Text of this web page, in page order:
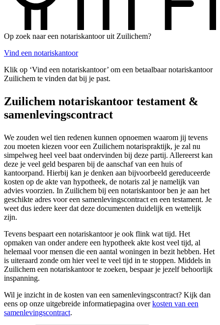
Op zoek naar een notariskantoor uit Zuilichem?
Vind een notariskantoor
Klik op ‘Vind een notariskantoor’ om een betaalbaar notariskantoor
Zuilichem te vinden dat bij je past.
Zuilichem notariskantoor testament &
samenlevingscontract
We zouden wel tien redenen kunnen opnoemen waarom jij tevens
zou moeten kiezen voor een Zuilichem notarispraktijk, je zal nu
simpelweg heel veel baat ondervinden bij deze partij. Allereerst kan
deze je veel geld besparen bij de aanschaf van een huis of
kantoorpand. Hierbij kan je denken aan bijvoorbeeld gereduceerde
kosten op de akte van hypotheek, de notaris zal je namelijk van
advies voorzien. In Zuilichem bij een notariskantoor ben je aan het
geschikte adres voor een samenlevingscontract en een testament. Je
weet dus iedere keer dat deze documenten duidelijk en wettelijk
zijn.
Tevens bespaart een notariskantoor je ook flink wat tijd. Het
opmaken van onder andere een hypotheek akte kost veel tijd, al
helemaal voor mensen die een aantal woningen in bezit hebben. Het
is uiteraard zonde om hier veel te veel tijd in te stoppen. Middels in
Zuilichem een notariskantoor te zoeken, bespaar je jezelf behoorlijk
inspanning.
Wil je inzicht in de kosten van een samenlevingscontract? Kijk dan
eens op onze uitgebreide informatiepagina overkosten van een
samenlevingscontract.